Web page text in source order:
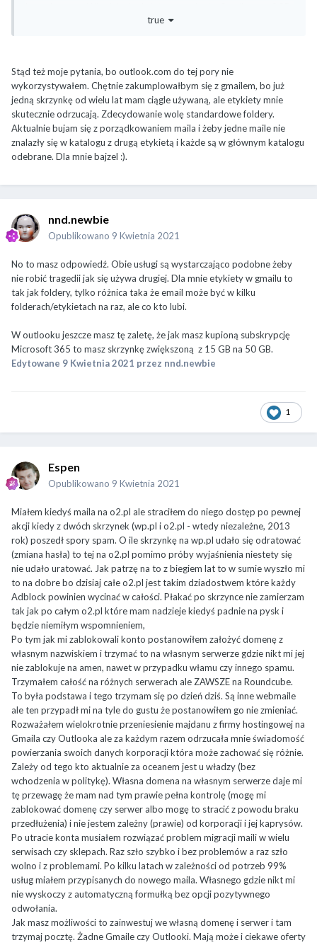
to zapychałeś sobie skrzynkę, bo nie wiedziałeś jaką masz
durnotę. Ja o wiele mniej problemów i zaskoczeń miałem z
Gmailem.
I zgadzam się ze zdaniem przedmówców. Wybierz pocztę,
skopiuj sobie imapsync z wp -> na nową pocztę, zaktualizuj
pocztę wszędzie gdzie pamiętasz i zacznij używać nowego
adresu. Wp.pl sobie podepnij do smartfona (bez
EDIT. I jeszcze dodajmy do tego znacznie lepszą obsługę usług
Google na Androidach (kontakty, kalendarz, poczta), gdzie w
aplikacji Outlook.
true
Stąd też moje pytania, bo outlook.com do tej pory nie
wykorzystywałem. Chętnie zakumplowałbym się z gmailem, bo już
jedną skrzynkę od wielu lat mam ciągle używaną, ale etykiety mnie
skutecznie odrzucają. Zdecydowanie wolę standardowe foldery.
Aktualnie bujam się z porządkowaniem maila i żeby jedne maile nie
znalazły się w katalogu z drugą etykietą i każde są w głównym katalogu
odebrane. Dla mnie bajzel :).
nnd.newbie
Opublikowano 9 Kwietnia 2021
No to masz odpowiedź. Obie usługi są wystarczająco podobne żeby
nie robić tragedii jak się używa drugiej. Dla mnie etykiety w gmailu to
tak jak foldery, tylko różnica taka że email może być w kilku
folderach/etykietach na raz, ale co kto lubi.
W outlooku jeszcze masz tę zaletę, że jak masz kupioną subskrypcję
Microsoft 365 to masz skrzynkę zwiększoną z 15 GB na 50 GB.
Edytowane 9 Kwietnia 2021 przez nnd.newbie
1
Espen
Opublikowano 9 Kwietnia 2021
Miałem kiedyś maila na o2.pl ale straciłem do niego dostęp po pewnej
akcji kiedy z dwóch skrzynek (wp.pl i o2.pl - wtedy niezależne, 2013
rok) poszedł spory spam. O ile skrzynkę na wp.pl udało się odratować
(zmiana hasła) to tej na o2.pl pomimo próby wyjaśnienia niestety się
nie udało uratować. Jak patrzę na to z biegiem lat to w sumie wyszło mi
to na dobre bo dzisiaj całe o2.pl jest takim dziadostwem które każdy
Adblock powinien wycinać w całości. Płakać po skrzynce nie zamierzam
tak jak po całym o2.pl które mam nadzieje kiedyś padnie na pysk i
będzie niemiłym wspomnieniem,
Po tym jak mi zablokowali konto postanowiłem założyć domenę z
własnym nazwiskiem i trzymać to na własnym serwerze gdzie nikt mi jej
nie zablokuje na amen, nawet w przypadku włamu czy innego spamu.
Trzymałem całość na różnych serwerach ale ZAWSZE na Roundcube.
To była podstawa i tego trzymam się po dzień dziś. Są inne webmaile
ale ten przypadł mi na tyle do gustu że postanowiłem go nie zmieniać.
Rozważałem wielokrotnie przeniesienie majdanu z firmy hostingowej na
Gmaila czy Outlooka ale za każdym razem odrzucała mnie świadomość
powierzania swoich danych korporacji która może zachować się różnie.
Zależy od tego kto aktualnie za oceanem jest u władzy (bez
wchodzenia w politykę). Własna domena na własnym serwerze daje mi
tę przewagę że mam nad tym prawie pełna kontrolę (mogę mi
zablokować domenę czy serwer albo mogę to stracić z powodu braku
przedłużenia) i nie jestem zależny (prawie) od korporacji i jej kaprysów.
Po utracie konta musiałem rozwiązać problem migracji maili w wielu
serwisach czy sklepach. Raz szło szybko i bez problemów a raz szło
wolno i z problemami. Po kilku latach w zależności od potrzeb 99%
usług miałem przypisanych do nowego maila. Własnego gdzie nikt mi
nie wyskoczy z automatyczną formułką bez opcji pozytywnego
odwołania.
Jak masz możliwości to zainwestuj we własną domenę i serwer i tam
trzymaj pocztę. Żadne Gmaile czy Outlooki. Mają może i ciekawe oferty